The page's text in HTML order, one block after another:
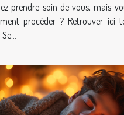
prendre soin de vous, mais
procéder ? Retrouver ici